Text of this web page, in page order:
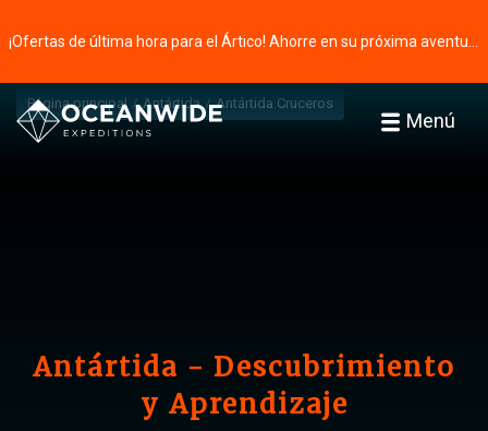
Menú
Página principal Antártida Antártida Cruceros
Antártida - Descubrimiento
y Aprendizaje